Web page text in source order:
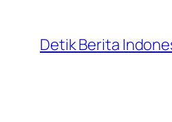
content
Detik Berita